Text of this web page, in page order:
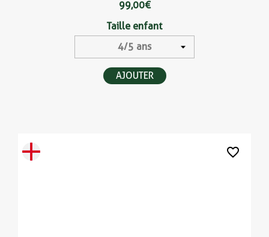
99,00 €
Taille enfant
AJOUTER
favorite_border